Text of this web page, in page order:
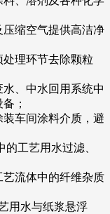
缩空气提供高洁净
理环节去除颗粒
、中水回用系统中
；
车间涂料介质，避
工艺用水过滤、
流体中的纤维杂质
用水与纸浆悬浮